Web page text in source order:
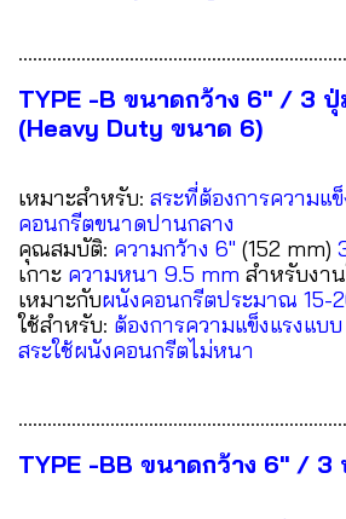
TYPE -B ขนาดกว้าง 6" / 3
(Heavy Duty ขนาด 6)
เหมาะสำหรับ: สระที่ต้องการความแ
คอนกรีตขนาดปานกลาง
คุณสมบัติ: ความกว้าง 6" (152 mm)
เกาะ ความหนา 9.5 mm สำหรับงา
เหมาะกับผนังคอนกรีตประมาณ 15-
ใช้สำหรับ: ต้องการความแข็งแรงแบ
สระใช้ผนังคอนกรีตไม่หนา
TYPE -BB ขนาดกว้าง 6" /